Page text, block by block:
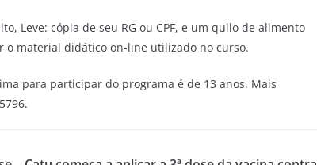
Leve: cópia de seu RG ou CPF, e um quilo de alimento
o material didático on-line utilizado no curso.
para participar do programa é de 13 anos. Mais